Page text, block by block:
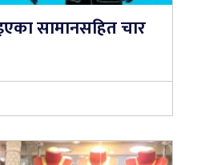
सामानसहित चार